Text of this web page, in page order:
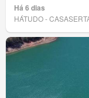
Há 6 dias
HÁTUDO -